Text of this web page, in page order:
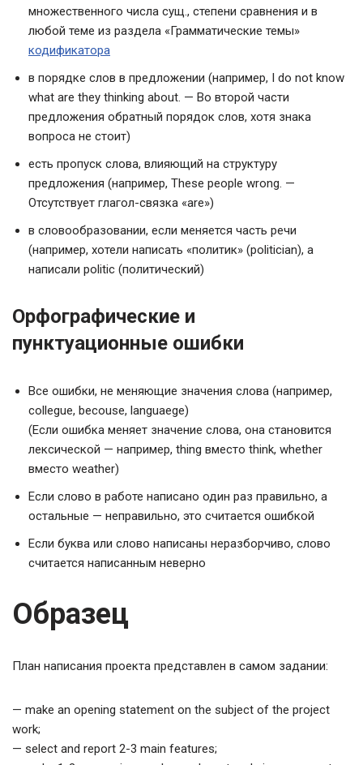
множественного числа сущ., степени сравнения и в
любой теме из раздела «Грамматические темы»
кодификатора
в порядке слов в предложении (например, I do not know
what are they thinking about. — Во второй части
предложения обратный порядок слов, хотя знака
вопроса не стоит)
есть пропуск слова, влияющий на структуру
предложения (например, These people wrong. —
Отсутствует глагол-связка «are»)
в словообразовании, если меняется часть речи
(например, хотели написать «политик» (politician), а
написали politic (политический)
Орфографические и
пунктуационные ошибки
Все ошибки, не меняющие значения слова (например,
collegue, becouse, languaege)
(Если ошибка меняет значение слова, она становится
лексической — например, thing вместо think, whether
вместо weather)
Если слово в работе написано один раз правильно, а
остальные — неправильно, это считается ошибкой
Если буква или слово написаны неразборчиво, слово
считается написанным неверно
Образец
План написания проекта представлен в самом задании:
— make an opening statement on the subject of the project
work;
— select and report 2-3 main features;